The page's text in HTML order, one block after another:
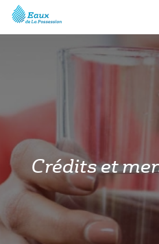
Crédits et